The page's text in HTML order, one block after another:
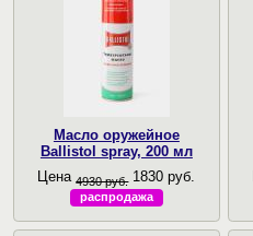
Масло оружейное
Ballistol spray, 200 мл
Цена 4930 руб. 1830 руб.
распродажа